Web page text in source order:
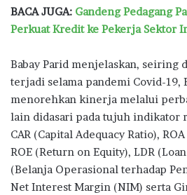
BACA JUGA: Gandeng Pedagang
Perkuat Kredit ke Pekerja Sektor
Babay Parid menjelaskan, seiring
terjadi selama pandemi Covid-19,
menorehkan kinerja melalui
lain didasari pada tujuh indikator
CAR (Capital Adequacy Ratio),
ROE (Return on Equity), LDR
(Belanja Operasional terhadap
Net Interest Margin (NIM) serta